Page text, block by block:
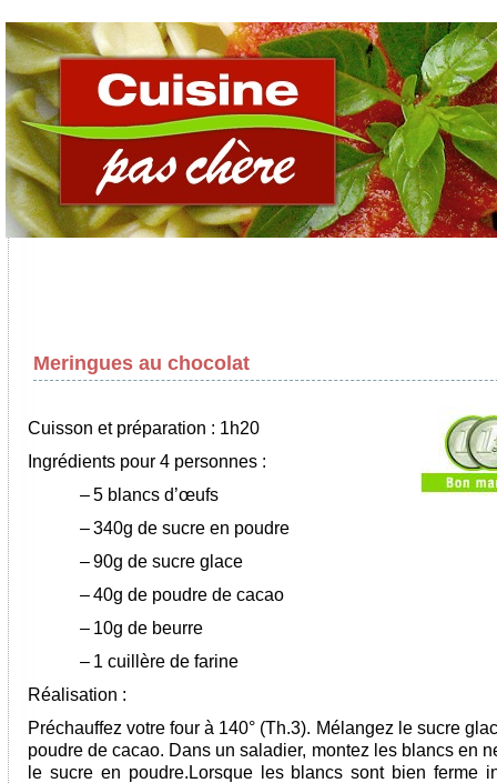
Meringues au chocolat
Cuisson et préparation : 1h20
Ingrédients pour 4 personnes :
–5 blancs d’œufs
–340g de sucre en poudre
–90g de sucre glace
–40g de poudre de cacao
– 10g de beurre
– 1 cuillère de farine
Réalisation :
Préchauffez votre four à 140° (Th.3). Mélangez le sucre
poudre de cacao. Dans un saladier, montez les blancs en
le sucre en poudre.Lorsque les blancs sont bien ferme